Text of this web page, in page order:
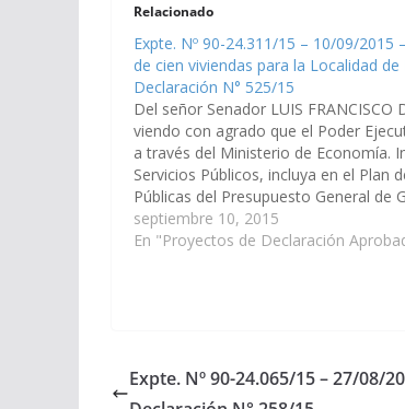
Relacionado
Expte. Nº 90-24.311/15 – 10/09/2015
de cien viviendas para la Localidad de
Declaración N° 525/15
Del señor Senador LUIS FRANCISCO
viendo con agrado que el Poder
a través del Ministerio de Economía.
Servicios Públicos, incluya en el Plan
Públicas del Presupuesto General de
Provincia, Ejercicio 2016, la
viviendas para la Localidad de…
septiembre 10, 2015
En "Proyectos de Declaración
Expte. Nº 90-24.065/15 – 27/08/